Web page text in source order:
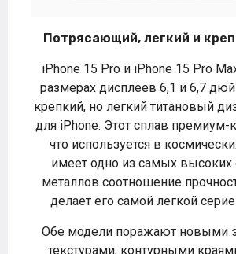
Потрясающий, легкий и
iPhone 15 Pro и iPhone 15 Pro
размерах дисплеев 6,1 и 6,7
крепкий, но легкий титановый
для iPhone. Этот сплав премиум-
что используется в
имеет одно из самых высоких
металлов соотношение
делает его самой легкой
Обе модели поражают новыми
текстурами, контурными